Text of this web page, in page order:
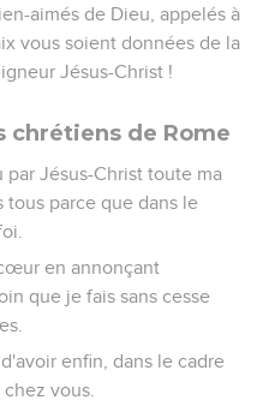
aimés de Dieu, appelés à
vous soient données de la
Jésus-Christ !
chrétiens de Rome
Jésus-Christ toute ma
tous parce que dans le
en annonçant
que je fais sans cesse
enfin, dans le cadre
vous.